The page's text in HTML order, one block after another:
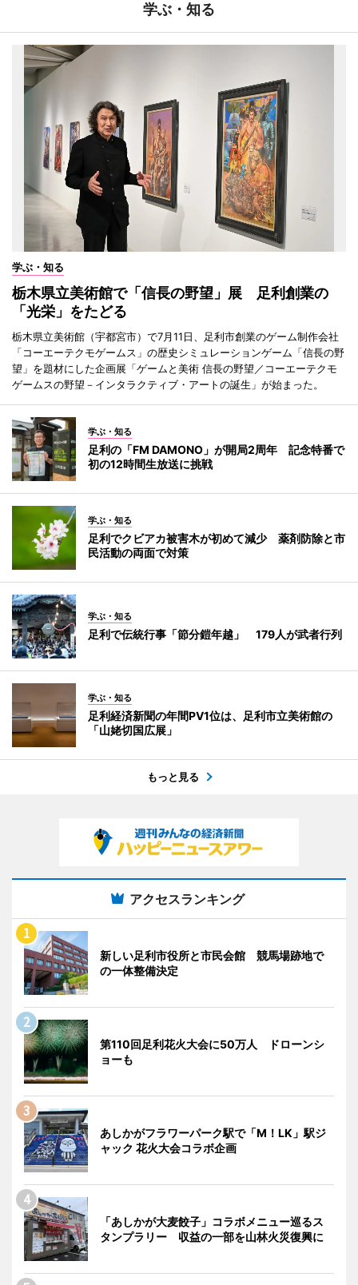
学ぶ・知る
学ぶ・知る
栃木県立美術館で「信長の野望」展 足利創業の
「光栄」をたどる
栃木県立美術館（宇都宮市）で7月11日、足利市創業のゲーム制作会社
「コーエーテクモゲームス」の歴史シミュレーションゲーム「信長の野
望」を題材にした企画展「ゲームと美術 信長の野望／コーエーテクモ
ゲームスの野望－インタラクティブ・アートの誕生」が始まった。
学ぶ・知る
足利の「FM DAMONO」が開局2周年 記念特番で
初の12時間生放送に挑戦
学ぶ・知る
足利でクビアカ被害木が初めて減少 薬剤防除と市
民活動の両面で対策
学ぶ・知る
足利で伝統行事「節分鎧年越」 179人が武者行列
学ぶ・知る
足利経済新聞の年間PV1位は、足利市立美術館の
「山姥切国広展」
もっと見る
アクセスランキング
新しい足利市役所と市民会館 競馬場跡地で
の一体整備決定
第110回足利花火大会に50万人 ドローンシ
ョーも
あしかがフラワーパーク駅で「M！LK」駅ジ
ャック 花火大会コラボ企画
「あしかが大麦餃子」コラボメニュー巡るス
タンプラリー 収益の一部を山林火災復興に